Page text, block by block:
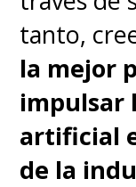
tanto,
la mejor
impulsar
artificial
de la